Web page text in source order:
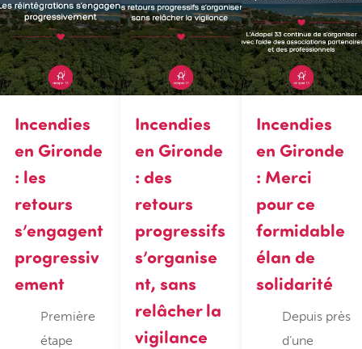
Incendies
en Gironde
: les
retours
s’engagent
progressiv
ement
Première
étape
Incendies
en Gironde
: des
retours
progressifs
s’organise
nt, sans
relâcher la
vigilance
Incendies
en Gironde
: Merci
pour ce
formidable
élan de
solidarité
Depuis près
d’une